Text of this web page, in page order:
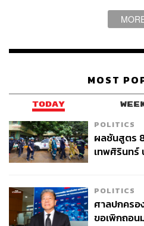
กองบรรณาธิ
MOST
TODAY
POLITICS
ผลชันสูตร
เทพศิรินทร์
POLITICS
ศาลปกครอ
ขอเพิกถอน